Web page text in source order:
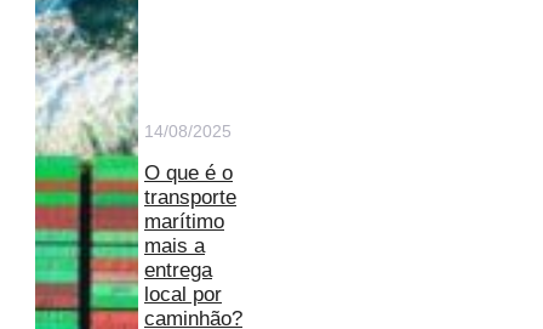
14/08/2025
O que é o
transporte
marítimo
mais a
entrega
local por
caminhão?